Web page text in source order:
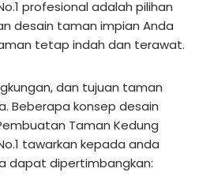
profesional adalah pilihan
desain taman impian Anda
tetap indah dan terawat.
dan tujuan taman
Beberapa konsep desain
Taman Kedung
tawarkan kepada anda
dapat dipertimbangkan: